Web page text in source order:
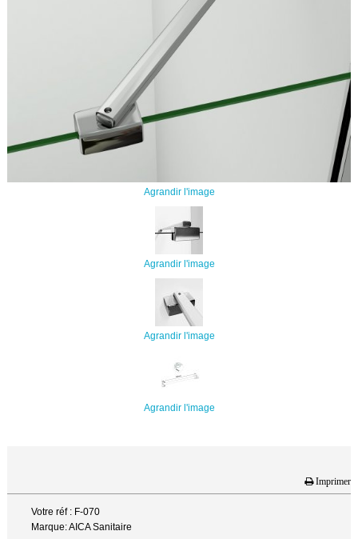
Agrandir l'image
Agrandir l'image
Agrandir l'image
Agrandir l'image
Imprimer
Votre réf : F-070
Marque: AICA Sanitaire